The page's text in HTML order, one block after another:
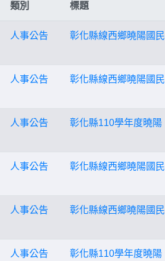
類別 標題
人事公告 彰化縣線西鄉曉陽國
人事公告 彰化縣線西鄉曉陽國
人事公告 彰化縣110學年度曉
人事公告 彰化縣線西鄉曉陽國
人事公告 彰化縣線西鄉曉陽國
人事公告
彰化縣110學年度曉